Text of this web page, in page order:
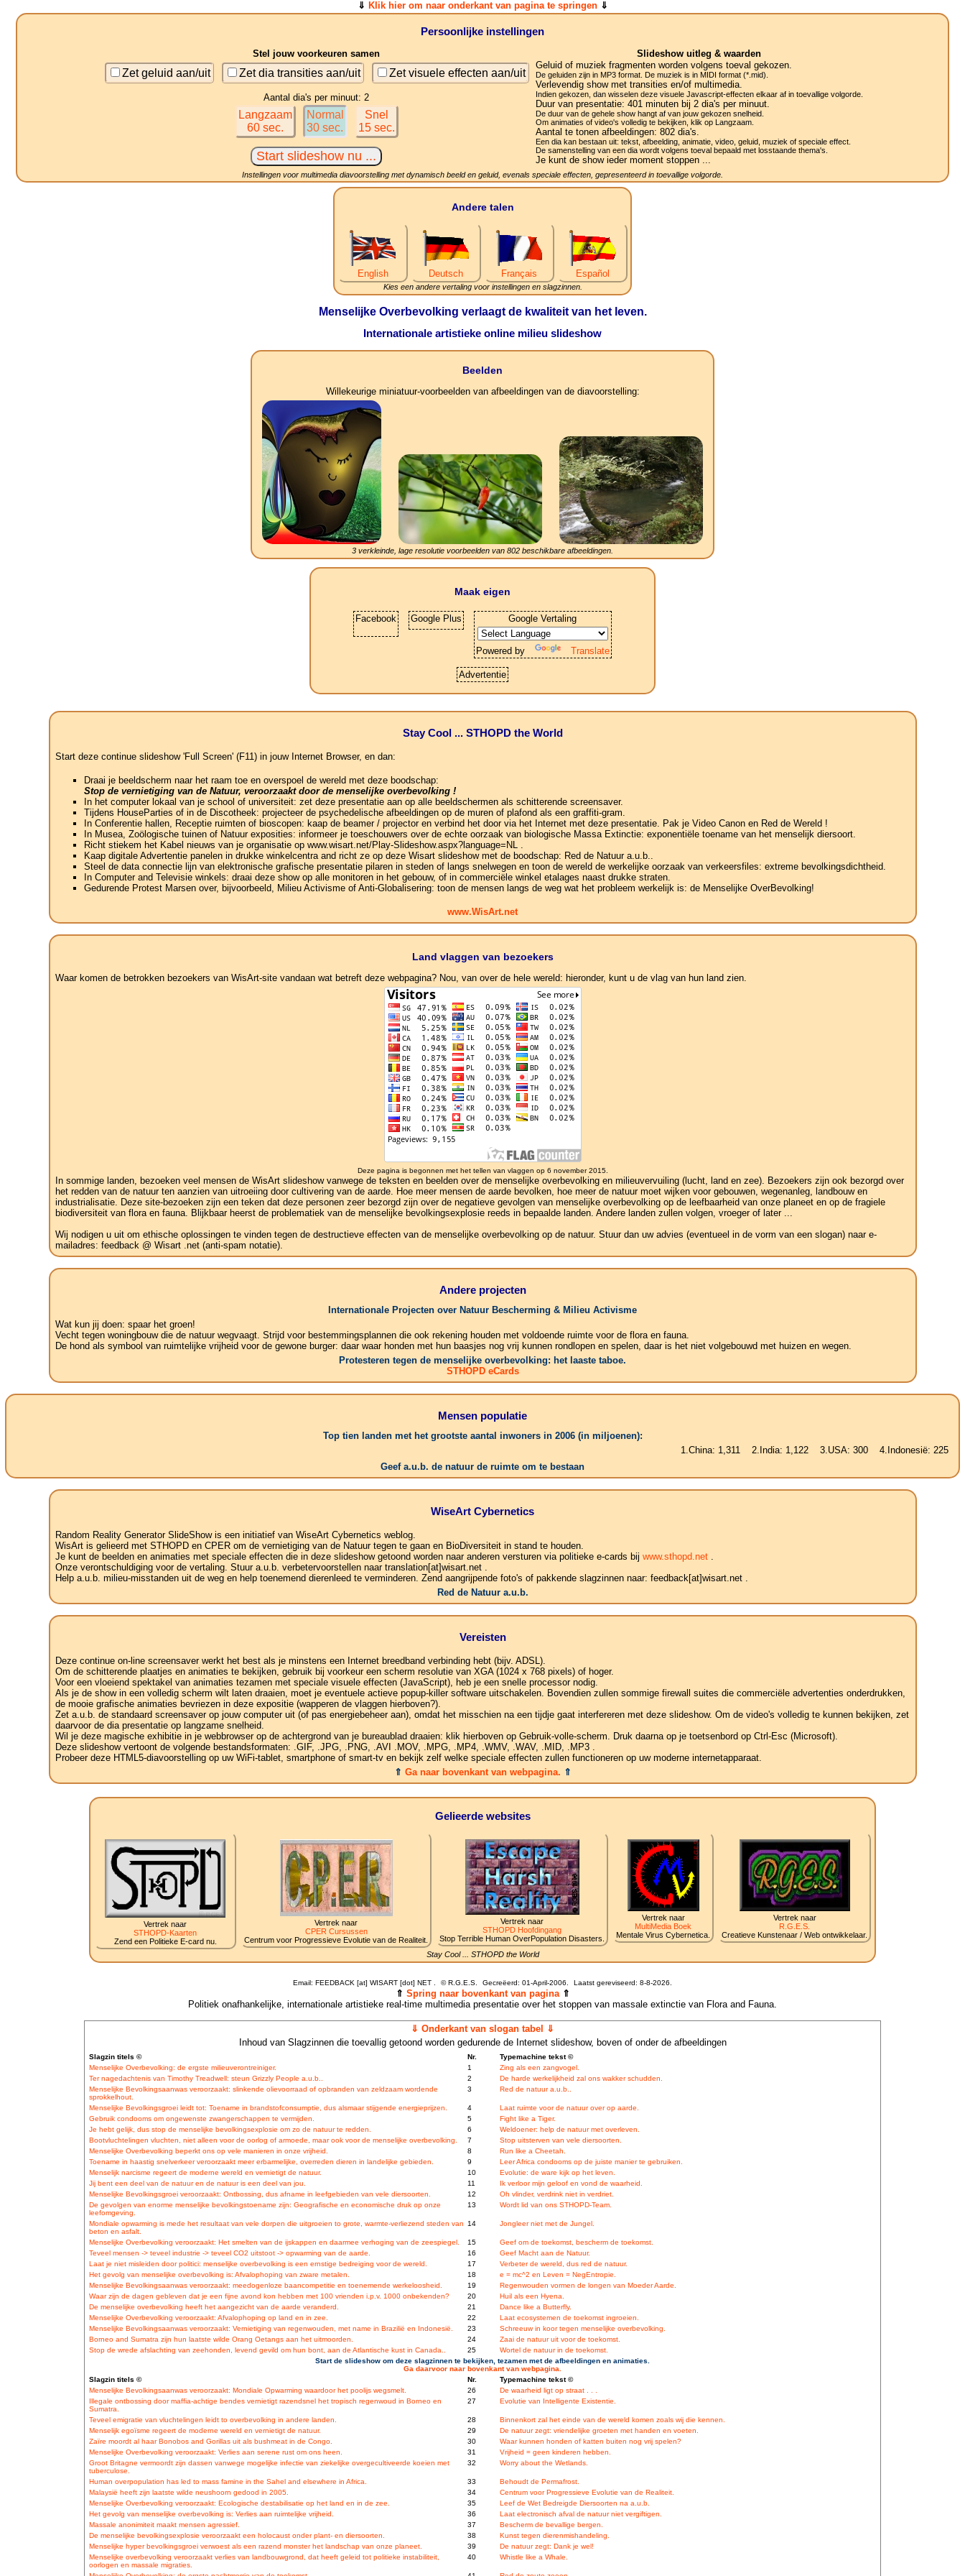
⇓ Klik hier om naar onderkant van pagina te springen⇓
Persoonlijke instellingen
Stel jouw voorkeuren samen
Zet geluid aan/uit Zet dia transities aan/uit Zet visuele effecten aan/uit
Aantal dia's per minuut: 2
Langzaam
60 sec.
Normal
30 sec.
Snel
15 sec.
Slideshow uitleg & waarden
Geluid of muziek fragmenten worden volgens toeval gekozen.
De geluiden zijn in MP3 format. De muziek is in MIDI format (*.mid).
Verlevendig show met transities en/of multimedia.
Indien gekozen, dan wisselen deze visuele Javascript-effecten elkaar af in toevallige volgorde.
Duur van presentatie: 401 minuten bij 2 dia's per minuut.
De duur van de gehele show hangt af van jouw gekozen snelheid.
Om animaties of video's volledig te bekijken, klik op Langzaam.
Aantal te tonen afbeeldingen: 802dia's.
Een dia kan bestaan uit: tekst, afbeelding, animatie, video, geluid, muziek of speciale effect.
De samenstelling van een dia wordt volgens toeval bepaald met losstaande thema's.
Je kunt de show ieder moment stoppen ...
Instellingen voor multimedia diavoorstelling met dynamisch beeld en geluid, evenals speciale effecten, gepresenteerd in toevallige volgorde.
Andere talen
English Deutsch Français Español
Kies een andere vertaling voor instellingen en slagzinnen.
Menselijke Overbevolking verlaagt de kwaliteit van het leven.
Internationale artistieke online milieu slideshow
Beelden
Willekeurige miniatuur-voorbeelden van afbeeldingen van de diavoorstelling:
3 verkleinde, lage resolutie voorbeelden van 802 beschikbare afbeeldingen.
Maak eigen
Facebook Google Plus Google Vertaling
Powered by Translate
Advertentie
Stay Cool ... STHOPD the World
Start deze continue slideshow 'Full Screen' (F11) in jouw Internet Browser, en dan:
Draai je beeldscherm naar het raam toe en overspoel de wereld met deze boodschap:
Stop de vernietiging van de Natuur, veroorzaakt door de menselijke overbevolking !
In het computer lokaal van je school of universiteit: zet deze presentatie aan op alle beeldschermen als schitterende screensaver.
Tijdens HouseParties of in de Discotheek: projecteer de psychedelische afbeeldingen op de muren of plafond als een graffiti-gram.
In Conferentie hallen, Receptie ruimten of bioscopen: kaap de beamer / projector en verbind het door via het Internet met deze presentatie. Pak je Video Canon en Red de Wereld !
In Musea, Zoölogische tuinen of Natuur exposities: informeer je toeschouwers over de echte oorzaak van biologische Massa Extinctie: exponentiële toename van het menselijk diersoort.
Richt stiekem het Kabel nieuws van je organisatie op www.wisart.net/Play-Slideshow.aspx?language=NL .
Kaap digitale Advertentie panelen in drukke winkelcentra and richt ze op deze Wisart slideshow met de boodschap: Red de Natuur a.u.b..
Steel de data connectie lijn van elektronische grafische presentatie pilaren in steden of langs snelwegen en toon de wereld de werkelijke oorzaak van verkeersfiles: extreme bevolkingsdichtheid.
In Computer and Televisie winkels: draai deze show op alle monitoren in het gebouw, of in commerciële winkel etalages naast drukke straten.
Gedurende Protest Marsen over, bijvoorbeeld, Milieu Activisme of Anti-Globalisering: toon de mensen langs de weg wat het probleem werkelijk is: de Menselijke OverBevolking!
www.WisArt.net
Land vlaggen van bezoekers
Waar komen de betrokken bezoekers van WisArt-site vandaan wat betreft deze webpagina? Nou, van over de hele wereld: hieronder, kunt u de vlag van hun land zien.
Deze pagina is begonnen met het tellen van vlaggen op 6 november 2015.
In sommige landen, bezoeken veel mensen de WisArt slideshow vanwege de teksten en beelden over de menselijke overbevolking en milieuvervuiling (lucht, land en zee). Bezoekers zijn ook bezorgd over
het redden van de natuur ten aanzien van uitroeiing door cultivering van de aarde. Hoe meer mensen de aarde bevolken, hoe meer de natuur moet wijken voor gebouwen, wegenanleg, landbouw en
industrialisatie. Deze site-bezoeken zijn een teken dat deze personen zeer bezorgd zijn over de negatieve gevolgen van menselijke overbevolking op de leefbaarheid van onze planeet en op de fragiele
biodiversiteit van flora en fauna. Blijkbaar heerst de problematiek van de menselijke bevolkingsexplosie reeds in bepaalde landen. Andere landen zullen volgen, vroeger of later ...
Wij nodigen u uit om ethische oplossingen te vinden tegen de destructieve effecten van de menselijke overbevolking op de natuur. Stuur dan uw advies (eventueel in de vorm van een slogan) naar e-
mailadres: feedback @ Wisart .net (anti-spam notatie).
Andere projecten
Internationale Projecten over Natuur Bescherming & Milieu Activisme
Wat kun jij doen: spaar het groen!
Vecht tegen woningbouw die de natuur wegvaagt. Strijd voor bestemmingsplannen die ook rekening houden met voldoende ruimte voor de flora en fauna.
De hond als symbool van ruimtelijke vrijheid voor de gewone burger: daar waar honden met hun baasjes nog vrij kunnen rondlopen en spelen, daar is het niet volgebouwd met huizen en wegen.
Protesteren tegen de menselijke overbevolking: het laaste taboe.
STHOPD eCards
Mensen populatie
Top tien landen met het grootste aantal inwoners in 2006 (in miljoenen):
1.China: 1,311 2.India: 1,122 3.USA: 300 4.Indonesië: 225 5.Brazilië:
Geef a.u.b. de natuur de ruimte om te bestaan
WiseArt Cybernetics
Random Reality Generator SlideShow is een initiatief van WiseArt Cybernetics weblog.
WisArt is gelieerd met STHOPD en CPER om de vernietiging van de Natuur tegen te gaan en BioDiversiteit in stand te houden.
Je kunt de beelden en animaties met speciale effecten die in deze slideshow getoond worden naar anderen versturen via politieke e-cards bij www.sthopd.net.
Onze verontschuldiging voor de vertaling. Stuur a.u.b. verbetervoorstellen naar translation[at]wisart.net .
Help a.u.b. milieu-misstanden uit de weg en help toenemend dierenleed te verminderen. Zend aangrijpende foto's of pakkende slagzinnen naar: feedback[at]wisart.net .
Red de Natuur a.u.b.
Vereisten
Deze continue on-line screensaver werkt het best als je minstens een Internet breedband verbinding hebt (bijv. ADSL).
Om de schitterende plaatjes en animaties te bekijken, gebruik bij voorkeur een scherm resolutie van XGA (1024 x 768 pixels) of hoger.
Voor een vloeiend spektakel van animaties tezamen met speciale visuele effecten (JavaScript), heb je een snelle processor nodig.
Als je de show in een volledig scherm wilt laten draaien, moet je eventuele actieve popup-killer software uitschakelen. Bovendien zullen sommige firewall suites die commerciële advertenties onderdrukken,
de mooie grafische animaties bevriezen in deze expositie (wapperen de vlaggen hierboven?).
Zet a.u.b. de standaard screensaver op jouw computer uit (of pas energiebeheer aan), omdat het misschien na een tijdje gaat interfereren met deze slideshow. Om de video's volledig te kunnen bekijken, zet
daarvoor de dia presentatie op langzame snelheid.
Wil je deze magische exhibitie in je webbrowser op de achtergrond van je bureaublad draaien: klik hierboven op Gebruik-volle-scherm. Druk daarna op je toetsenbord op Ctrl-Esc (Microsoft).
Deze slideshow vertoont de volgende bestandsformaten: .GIF, .JPG, .PNG, .AVI .MOV, .MPG, .MP4, .WMV, .WAV, .MID, .MP3 .
Probeer deze HTML5-diavoorstelling op uw WiFi-tablet, smartphone of smart-tv en bekijk zelf welke speciale effecten zullen functioneren op uw moderne internetapparaat.
⇑ Ga naar bovenkant van webpagina. ⇑
Gelieerde websites
Vertrek naar
STHOPD-Kaarten
Zend een Politieke E-card nu.
Vertrek naar
CPER Cursussen
Centrum voor Progressieve Evolutie van de Realiteit.
Vertrek naar
STHOPD Hoofdingang
Stop Terrible Human OverPopulation Disasters.
Vertrek naar
MultiMedia Boek
Mentale Virus Cybernetica.
Vertrek naar
R.G.E.S.
Creatieve Kunstenaar / Web ontwikkelaar.
Stay Cool ... STHOPD the World
Email: FEEDBACK [at] WISART [dot] NET . ©R.G.E.S. Gecreëerd: 01-April-2006. Laatst gereviseerd: 8-8-2026.
⇑ Spring naar bovenkant van pagina⇑
Politiek onafhankelijke, internationale artistieke real-time multimedia presentatie over het stoppen van massale extinctie van Flora and Fauna.
⇓ Onderkant van slogan tabel ⇓
Inhoud van Slagzinnen die toevallig getoond worden gedurende de Internet slideshow, boven of onder de afbeeldingen
Slagzin titels © Nr.
Typemachine tekst ©
Menselijke Overbevolking: de ergste milieuverontreiniger.
1
Zing als een zangvogel.
Ter nagedachtenis van Timothy Treadwell: steun Grizzly People a.u.b..
2
De harde werkelijkheid zal ons wakker schudden.
Menselijke Bevolkingsaanwas veroorzaakt: slinkende olievoorraad of opbranden van zeldzaam wordende
sprokkelhout.
3 Red de natuur a.u.b..
Menselijke Bevolkingsgroei leidt tot: Toename in brandstofconsumptie, dus alsmaar stijgende energieprijzen. 4
Laat ruimte voor de natuur over op aarde.
Gebruik condooms om ongewenste zwangerschappen te vermijden.
5
Fight like a Tiger.
Je hebt gelijk, dus stop de menselijke bevolkingsexplosie om zo de natuur te redden.
6
Weldoener: help de natuur met overleven.
Bootvluchtelingen vluchten, niet alleen voor de oorlog of armoede, maar ook voor de menselijke overbevolking.
7
Stop uitsterven van vele diersoorten.
Menselijke Overbevolking beperkt ons op vele manieren in onze vrijheid.
8
Run like a Cheetah.
Toename in haastig snelverkeer veroorzaakt meer erbarmelijke, overreden dieren in landelijke gebieden.
9
Leer Africa condooms op de juiste manier te gebruiken.
Menselijk narcisme regeert de moderne wereld en vernietigt de natuur.
10
Evolutie: de ware kijk op het leven.
Jij bent een deel van de natuur en de natuur is een deel van jou.
11
Ik verloor mijn geloof en vond de waarheid.
Menselijke Bevolkingsgroei veroorzaakt: Ontbossing, dus afname in leefgebieden van vele diersoorten.
12
Oh vlinder, verdrink niet in verdriet.
De gevolgen van enorme menselijke bevolkingstoename zijn: Geografische en economische druk op onze
leefomgeving.
13 Wordt lid van ons STHOPD-Team.
Mondiale opwarming is mede het resultaat van vele dorpen die uitgroeien to grote, warmte-verliezend steden van
beton en asfalt.
14 Jongleer niet met de Jungel.
Menselijke Overbevolking veroorzaakt: Het smelten van de ijskappen en daarmee verhoging van de zeespiegel. 15
Geef om de toekomst, bescherm de toekomst.
Teveel mensen -> teveel industrie -> teveel CO2 uitstoot -> opwarming van de aarde.
16
Geef Macht aan de Natuur.
Laat je niet misleiden door politici: menselijke overbevolking is een ernstige bedreiging voor de wereld.
17
Verbeter de wereld, dus red de natuur.
Het gevolg van menselijke overbevolking is: Afvalophoping van zware metalen.
18
e = mc^2 en Leven = NegEntropie.
Menselijke Bevolkingsaanwas veroorzaakt: meedogenloze baancompetitie en toenemende werkeloosheid.
19
Regenwouden vormen de longen van Moeder Aarde.
Waar zijn de dagen gebleven dat je een fijne avond kon hebben met 100 vrienden i.p.v. 1000 onbekenden?
20
Huil als een Hyena.
De menselijke overbevolking heeft het aangezicht van de aarde veranderd.
21
Dance like a Butterfly.
Menselijke Overbevolking veroorzaakt: Afvalophoping op land en in zee.
22
Laat ecosystemen de toekomst ingroeien.
Menselijke Bevolkingsaanwas veroorzaakt: Vernietiging van regenwouden, met name in Brazilië en Indonesië.
23
Schreeuw in koor tegen menselijke overbevolking.
Borneo and Sumatra zijn hun laatste wilde Orang Oetangs aan het uitmoorden.
24
Zaai de natuur uit voor de toekomst.
Stop de wrede afslachting van zeehonden, levend gevild om hun bont, aan de Atlantische kust in Canada..
25
Wortel de natuur in de toekomst.
Start de slideshow om deze slagzinnen te bekijken, tezamen met de afbeeldingen en animaties.
Ga daarvoor naar bovenkant van webpagina.
Slagzin titels ©
Nr.
Typemachine tekst ©
Menselijke Bevolkingsaanwas veroorzaakt: Mondiale Opwarming waardoor het poolijs wegsmelt.
26
De waarheid ligt op straat . . .
Illegale ontbossing door maffia-achtige bendes vernietigt razendsnel het tropisch regenwoud in Borneo en
Sumatra.
27 Evolutie van Intelligente Existentie.
Teveel emigratie van vluchtelingen leidt to overbevolking in andere landen. 28
Binnenkort zal het einde van de wereld komen zoals wij die kennen.
Menselijk egoïsme regeert de moderne wereld en vernietigt de natuur.
29
De natuur zegt: vriendelijke groeten met handen en voeten.
Zaïre moordt al haar Bonobos and Gorillas uit als bushmeat in de Congo.
30
Waar kunnen honden of katten buiten nog vrij spelen?
Menselijke Overbevolking veroorzaakt: Verlies aan serene rust om ons heen.
31
Vrijheid = geen kinderen hebben.
Groot Britagne vermoordt zijn dassen vanwege mogelijke infectie van ziekelijke overgecultiveerde koeien met
tuberculose.
32 Worry about the Wetlands.
Human overpopulation has led to mass famine in the Sahel and elsewhere in Africa. 33
Behoudt de Permafrost.
Malaysië heeft zijn laatste wilde neushoorn gedood in 2005.
34
Centrum voor Progressieve Evolutie van de Realiteit.
Menselijke Overbevolking veroorzaakt: Ecologische destabilisatie op het land en in de zee.
35
Leef de Wet Bedreigde Diersoorten na a.u.b.
Het gevolg van menselijke overbevolking is: Verlies aan ruimtelijke vrijheid.
36
Laat electronisch afval de natuur niet vergiftigen.
Massale anonimiteit maakt mensen agressief.
37
Bescherm de bevallige bergen.
De menselijke bevolkingsexplosie veroorzaakt een holocaust onder plant- en diersoorten.
38
Kunst tegen dierenmishandeling.
Menselijke hyper bevolkingsgroei verwoest als een razend monster het landschap van onze planeet.
39
De natuur zegt: Dank je wel!
Menselijke overbevolking veroorzaakt verlies van landbouwgrond, dat heeft geleid tot politieke instabiliteit,
oorlogen en massale migraties.
40 Whistle like a Whale.